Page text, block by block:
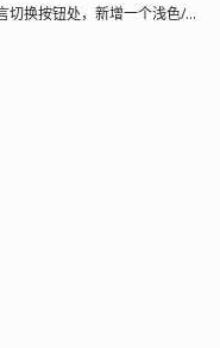
是否有计划，在右上角搜索框全面语言切换按钮处，新增一个浅色/深色的切换按钮。